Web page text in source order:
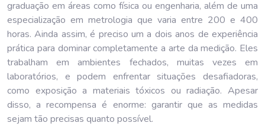
graduação em áreas como física ou engenharia, além de uma
especialização em metrologia que varia entre 200 e 400
horas. Ainda assim, é preciso um a dois anos de experiência
prática para dominar completamente a arte da medição. Eles
trabalham em ambientes fechados, muitas vezes em
laboratórios, e podem enfrentar situações desafiadoras,
como exposição a materiais tóxicos ou radiação. Apesar
disso, a recompensa é enorme: garantir que as medidas
sejam tão precisas quanto possível.